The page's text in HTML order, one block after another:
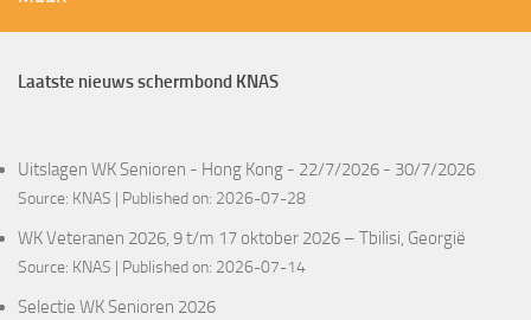
Laatste nieuws schermbond KNAS
Uitslagen WK Senioren - Hong Kong - 22/7/2026 - 30/7/2026
Source: KNAS Published on: 2026-07-28
WK Veteranen 2026, 9 t/m 17 oktober 2026 – Tbilisi, Georgië
Source: KNAS Published on: 2026-07-14
Selectie WK Senioren 2026